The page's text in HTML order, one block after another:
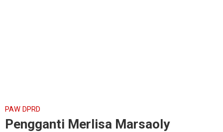
PAW DPRD
Pengganti Merlisa Marsaoly